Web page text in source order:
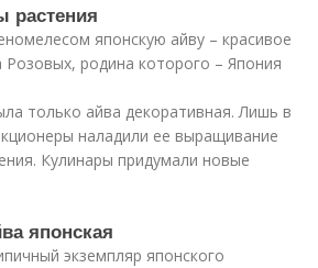
растения
японскую айву – красивое
Розовых, родина которого – Япония
только айва декоративная. Лишь в
наладили ее выращивание
Кулинары придумали новые
японская
экземпляр японского